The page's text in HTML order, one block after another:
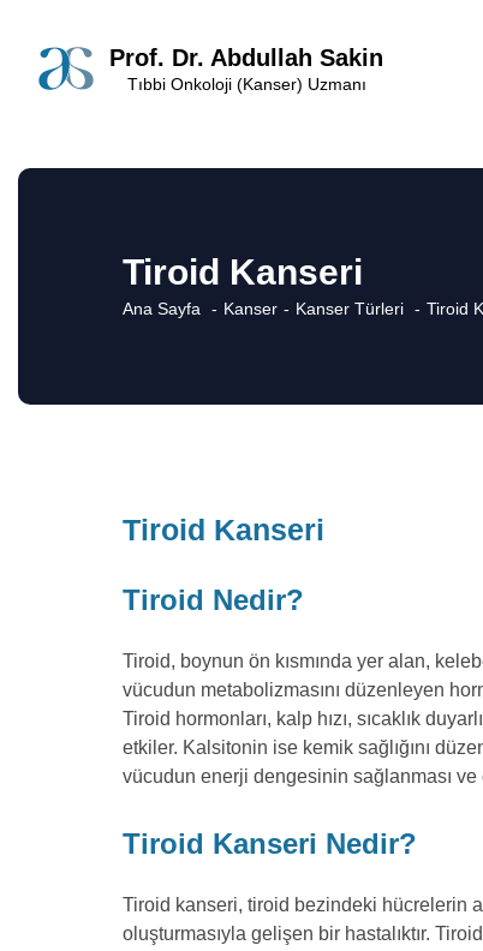
Prof. Dr. Abdullah Sakin
Tıbbi Onkoloji (Kanser) Uzmanı
Tiroid Kanseri
Ana Sayfa Kanser Kanser Türleri Tiroid
Tiroid Kanseri
Tiroid Nedir?
Tiroid, boynun ön kısmında yer alan,
vücudun metabolizmasını düzenleyen
Tiroid hormonları, kalp hızı, sıcaklık
etkiler. Kalsitonin ise kemik sağlığını
vücudun enerji dengesinin sağlanması
Tiroid Kanseri Nedir?
Tiroid kanseri, tiroid bezindeki hücrelerin
oluşturmasıyla gelişen bir hastalıktır.